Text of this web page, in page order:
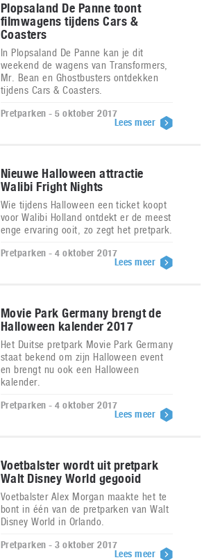
Plopsaland De Panne toont
filmwagens tijdens Cars &
Coasters
In Plopsaland De Panne kan je dit
weekend de wagens van Transformers,
Mr. Bean en Ghostbusters ontdekken
tijdens Cars & Coasters.
Pretparken - 5 oktober 2017
Lees meer
Nieuwe Halloween attractie
Walibi Fright Nights
Wie tijdens Halloween een ticket koopt
voor Walibi Holland ontdekt er de meest
enge ervaring ooit, zo zegt het pretpark.
Pretparken - 4 oktober 2017
Lees meer
Movie Park Germany brengt de
Halloween kalender 2017
Het Duitse pretpark Movie Park Germany
staat bekend om zijn Halloween event
en brengt nu ook een Halloween
kalender.
Pretparken - 4 oktober 2017
Lees meer
Voetbalster wordt uit pretpark
Walt Disney World gegooid
Voetbalster Alex Morgan maakte het te
bont in één van de pretparken van Walt
Disney World in Orlando.
Pretparken - 3 oktober 2017
Lees meer